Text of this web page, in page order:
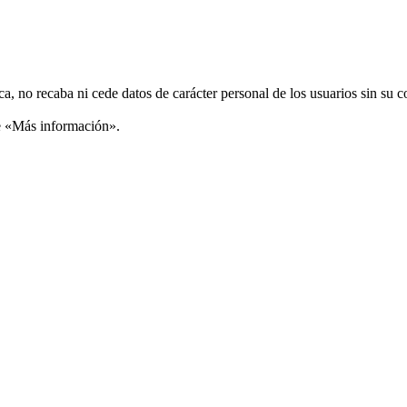
recaba ni cede datos de carácter personal de los usuarios sin su
«Más información».